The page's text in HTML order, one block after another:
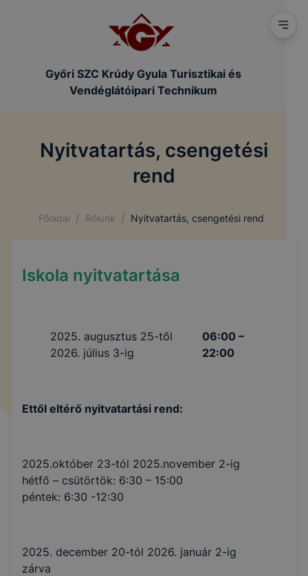
Győri SZC Krúdy Gyula Turisztikai és
Vendéglátóipari Technikum
Nyitvatartás, csengetési
rend
Főoldal / Rólunk / Nyitvatartás, csengetési rend
Iskola nyitvatartása
2025. augusztus 25-től
2026. július 3-ig
06:00 –
22:00
Ettől eltérő nyitvatartási rend:
2025.október 23-tól 2025.november 2-ig
hétfő – csütörtök: 6:30 – 15:00
péntek: 6:30 -12:30
2025. december 20-tól 2026. január 2-ig
zárva